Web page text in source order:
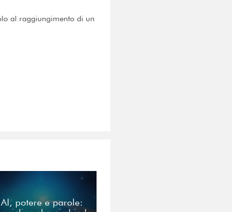
al raggiungimento di un
AI, potere e parole: